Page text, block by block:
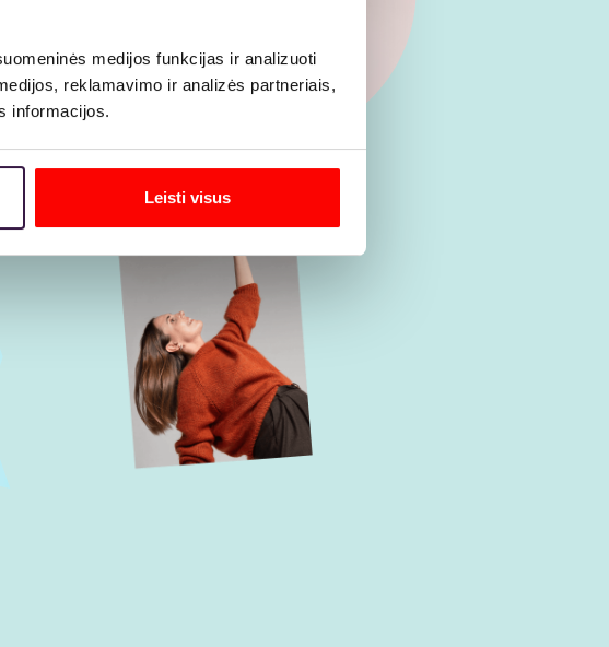
medijos funkcijas ir analizuoti
reklamavimo ir analizės partneriais,
informacijos.
Leisti visus